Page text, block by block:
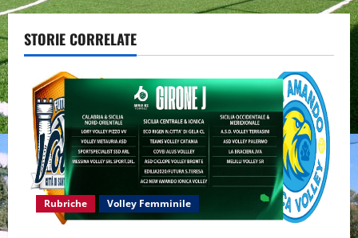
v
g
a
t
STORIE CORRELATE
Rubriche Volley Femminile